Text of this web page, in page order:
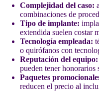
Complejidad del caso:
combinaciones de
Tipo de implante:
extendida suelen costar
Tecnología empleada:
o quirófanos con
Reputación del equipo:
pueden tener honorarios
Paquetes
reducen el precio al